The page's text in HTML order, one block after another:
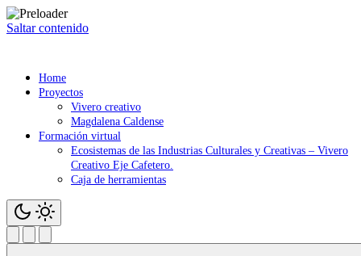
Saltar contenido
Home
Proyectos
Vivero creativo
Magdalena Caldense
Formación virtual
Ecosistemas de las Industrias Culturales y Creativas – Vivero
Creativo Eje Cafetero.
Caja de herramientas